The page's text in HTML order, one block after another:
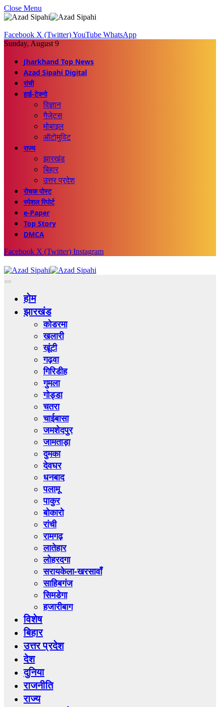
Close Menu
Facebook X (Twitter)YouTube WhatsApp
Sunday, August 9
Jharkhand Top News
Azad Sipahi Digital
रांची
हाई-टेक्नो
विज्ञान
गैजेट्स
मोबाइल
ऑटोमुविट
राज्य
झारखंड
बिहार
उत्तर प्रदेश
रोचक पोस्ट
स्पेशल रिपोर्ट
e-Paper
Top Story
DMCA
Facebook X (Twitter) Instagram
होम
झारखंड
कोडरमा
खलारी
खूंटी
गढ़वा
गिरिडीह
गुमला
गोड्डा
चतरा
चाईबासा
जमशेदपुर
जामताड़ा
दुमका
देवघर
धनबाद
पलामू
पाकुर
बोकारो
रांची
रामगढ़
लातेहार
लोहरदगा
सरायकेला-खरसावाँ
साहिबगंज
सिमडेगा
हजारीबाग
विशेष
बिहार
उत्तर प्रदेश
देश
दुनिया
राजनीति
राज्य